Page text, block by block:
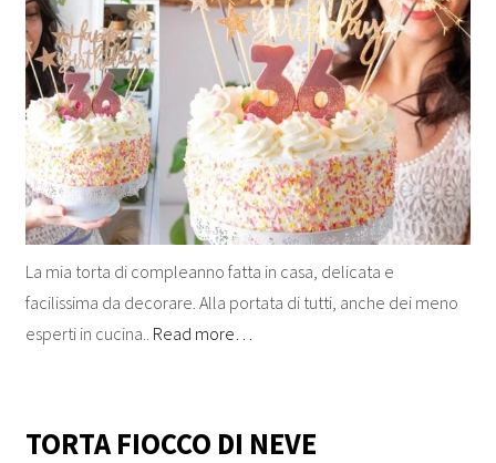
La mia torta di compleanno fatta in casa, delicata e
facilissima da decorare. Alla portata di tutti, anche dei meno
esperti in cucina.. Read more…
TORTA FIOCCO DI NEVE